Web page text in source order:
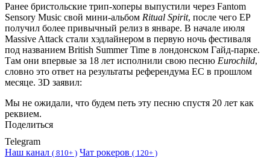
Ранее бристольские трип-хоперы выпустили через Fantom
Sensory Music свой мини-альбом Ritual Spirit, после чего EP
получил более привычный релиз в январе. В начале июля
Massive Attack стали хэдлайнером в первую ночь фестиваля
под названием British Summer Time в лондонском Гайд-парке.
Там они впервые за 18 лет исполнили свою песню Eurochild,
словно это ответ на результаты референдума ЕС в прошлом
месяце. 3D заявил:
Мы не ожидали, что будем петь эту песню спустя 20 лет как
реквием.
Поделиться
Telegram
Наш канал ( 810+ ) Чат рокеров ( 120+ )